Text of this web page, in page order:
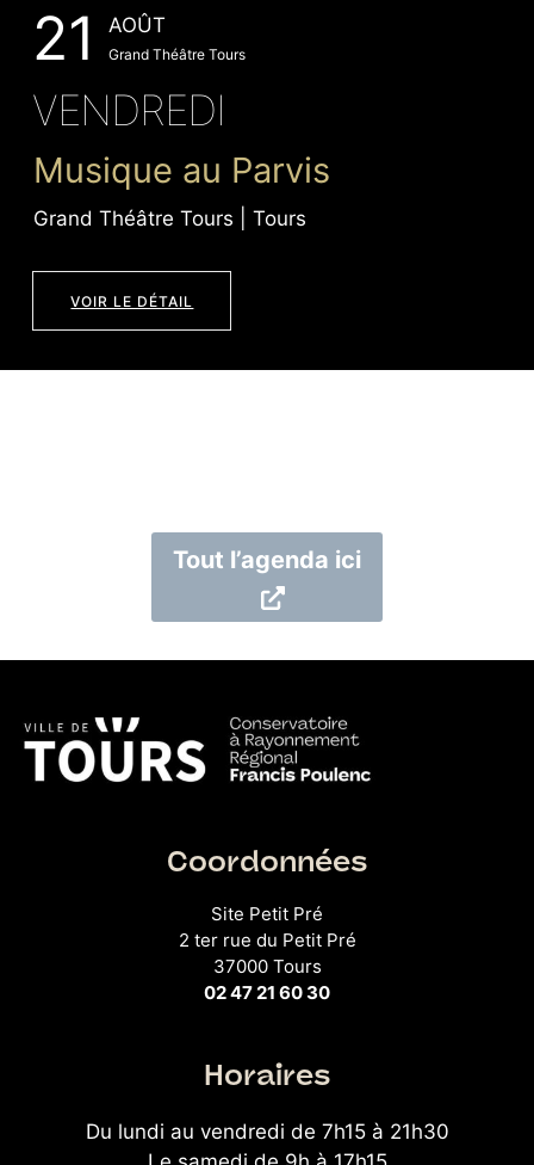
21 AOÛT
Grand Théâtre Tours
VENDREDI
Musique au Parvis
Grand Théâtre Tours | Tours
VOIR LE DÉTAIL
Tout l’agenda ici
Coordonnées
Site Petit Pré
2 ter rue du Petit Pré
37000 Tours
02 47 21 60 30
Horaires
Du lundi au vendredi de 7h15 à 21h30